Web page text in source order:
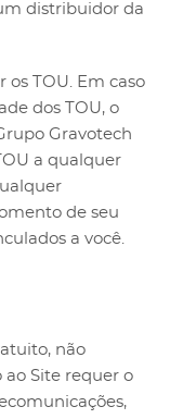
distribuidor da
TOU. Em caso
dos TOU, o
Gravotech
a qualquer
de seu
a você.
não
ao Site requer o